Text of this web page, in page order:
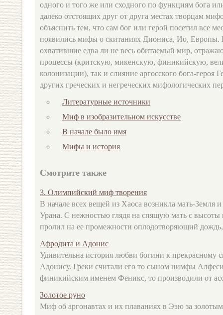
одного и того же или сходного по функциям бога
далеко отстоящих друг от друга местах творцам
объяснить тем, что сам бог или герой посетил все
появились мифы о скитаниях Диониса, Ио, Европы.
охватившие едва ли не весь обитаемый мир,
процессы (критскую, микенскую, финикийскую,
колонизации), так и слияние аргосского бога-героя
других греческих и негреческих мифологических
Литературные источники
Миф в изобразительном искусстве
В начале было имя
Мифы и история
Смотрите также
3. Олимпийский миф творения
В начале всех вещей из Хаоса возникла мать-Земля
Урана. С нежностью глядя на спящую мать с
пролил на ее промежности оплодотворяющий
Афродита и Адонис
Удивительна история любви богини к прекрасному
Адонису. Греки считали его то сыном нимфы
финикийским именем Феникс, то производили от
Золотое руно
Миф об аргонавтах и их плаваниях в Ээю за